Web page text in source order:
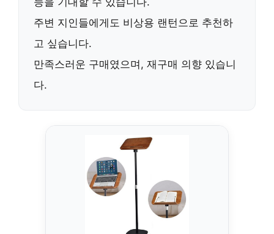
주변 지인들에게도 비상용 랜턴 으로 추천하
고 싶습니다.
만족스러운 구매였으며, 재구매 의향 있습니
다.